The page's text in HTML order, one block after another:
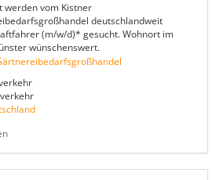
werden vom Kistner
deutschlandweit
(m/w/d)* gesucht. Wohnort im
wünschenswert.